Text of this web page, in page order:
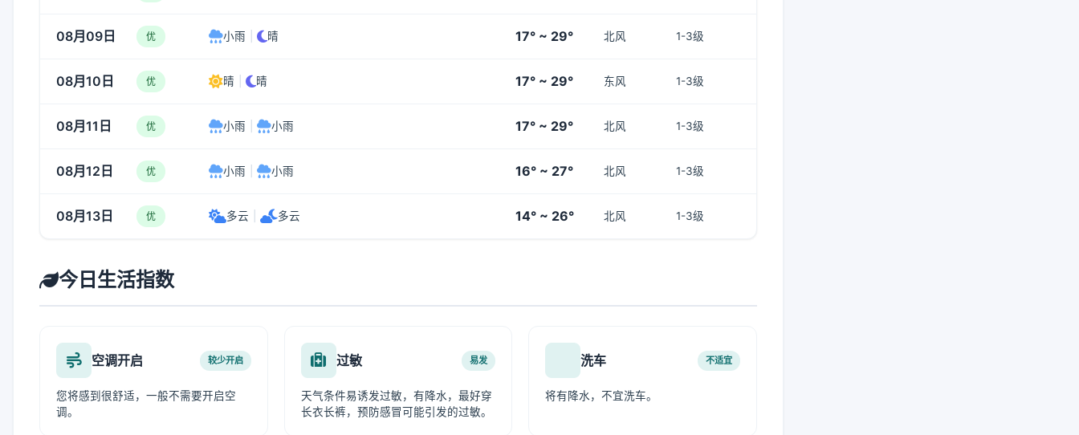
08月09日 优 小雨 晴 17° ~ 29° 北风 1-3级
08月10日 优 晴 晴 17° ~ 29° 东风 1-3级
08月11日 优 小雨 小雨 17° ~ 29° 北风 1-3级
08月12日 优 小雨 小雨 16° ~ 27° 北风 1-3级
08月13日 优 多云 多云 14° ~ 26° 北风 1-3级
今日生活指数
空调开启 较少开启
您将感到很舒适，一般不需要开启空
调。
过敏 易发
天气条件易诱发过敏，有降水，最好穿
长衣长裤，预防感冒可能引发的过敏。
洗车 不适宜
将有降水，不宜洗车。